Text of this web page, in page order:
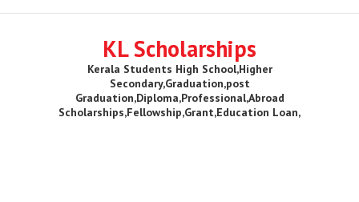
KL Scholarships
Kerala Students High School,Higher
Secondary,Graduation,post
Graduation,Diploma,Professional,Abroad
Scholarships,Fellowship,Grant,Education Loan,